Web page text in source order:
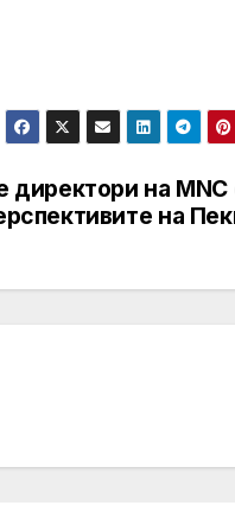
директори на MNC
на